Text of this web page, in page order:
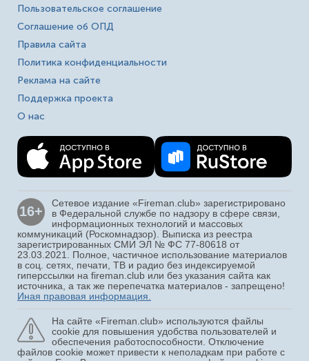
Пользовательское соглашение
Соглашение об ОПД
Правила сайта
Политика конфиденциальности
Реклама на сайте
Поддержка проекта
О нас
16+
Сетевое издание «Fireman.club» зарегистрировано
в Федеральной службе по надзору в сфере связи,
информационных технологий и массовых
коммуникаций (Роскомнадзор). Выписка из реестра
зарегистрированных СМИ ЭЛ № ФС 77-80618 от
23.03.2021. Полное, частичное использование материалов
в соц. сетях, печати, ТВ и радио без индексируемой
гиперссылки на fireman.club или без указания сайта как
источника, а так же перепечатка материалов - запрещено!
Иная правовая информация.
На сайте «Fireman.club» используются файлы
cookie для повышения удобства пользователей и
обеспечения работоспособности. Отключение
файлов cookie может привести к неполадкам при работе с